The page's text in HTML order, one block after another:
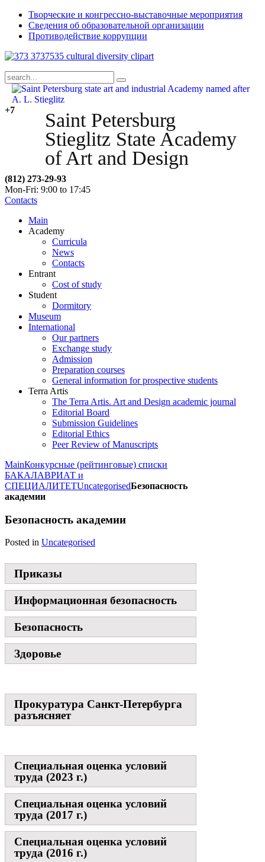
Творческие и конгрессно-выставочные мероприятия
Сведения об образовательной организации
Противодействие коррупции
Saint Petersburg
Stieglitz State Academy
of Art and Design
+7
(812) 273-29-93
Mon-Fri: 9:00 to 17:45
Contacts
Main
Academy
Curricula
News
Contacts
Entrant
Cost of study
Student
Dormitory
Museum
International
Our partners
Exchange study
Admission
Preparation courses
General information for prospective students
Terra Artis
The Terra Artis. Art and Design academic journal
Editorial Board
Submission Guidelines
Editorial Ethics
Peer Review of Manuscripts
MainКонкурсные (рейтинговые) списки
БАКАЛАВРИАТ и
СПЕЦИАЛИТЕТUncategorisedБезопасность
академии
Безопасность академии
Posted in Uncategorised
Приказы
Информационная безопасность
Безопасность
Здоровье
Прокуратура Санкт-Петербурга
разъясняет
Специальная оценка условий
труда (2023 г.)
Специальная оценка условий
труда (2017 г.)
Специальная оценка условий
труда (2016 г.)